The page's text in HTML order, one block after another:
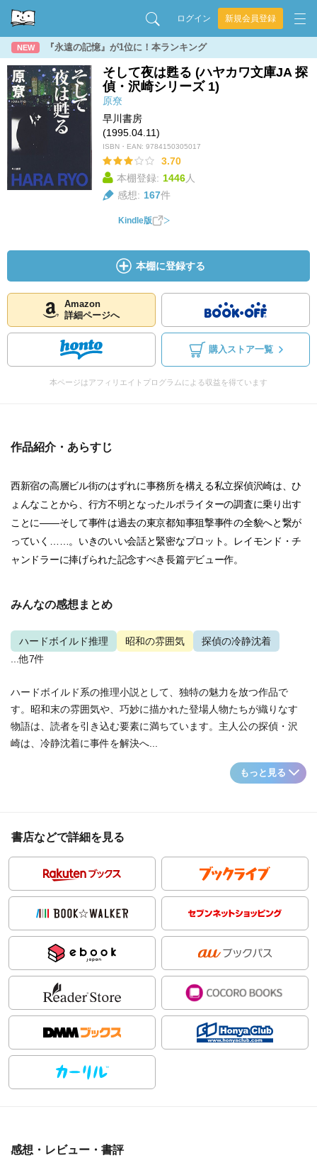
ログイン 新規会員登録
NEW 『永遠の記憶』が1位に！本ランキング
そして夜は甦る (ハヤカワ文庫JA 探
偵・沢崎シリーズ 1)
原尞
早川書房
(1995.04.11)
ISBN・EAN: 9784150305017
3.70
本棚登録: 1446人
感想: 167件
Kindle版
本棚に登録する
Amazon
詳細ページへ
購入ストア一覧
本ページはアフィリエイトプログラムによる収益を得ています
作品紹介・あらすじ
西新宿の高層ビル街のはずれに事務所を構える私立探偵沢崎は、ひ
ょんなことから、行方不明となったルポライターの調査に乗り出す
ことに――そして事件は過去の東京都知事狙撃事件の全貌へと繋が
っていく……。いきのいい会話と緊密なプロット。レイモンド・チ
ャンドラーに捧げられた記念すべき長篇デビュー作。
みんなの感想まとめ
ハードボイルド推理 昭和の雰囲気
探偵の冷静沈着
...他7件
ハードボイルド系の推理小説として、独特の魅力を放つ作品で
す。昭和末の雰囲気や、巧妙に描かれた登場人物たちが織りなす
物語は、読者を引き込む要素に満ちています。主人公の探偵・沢
崎は、冷静沈着に事件を解決へ...
もっと見る
書店などで詳細を見る
感想・レビュー・書評